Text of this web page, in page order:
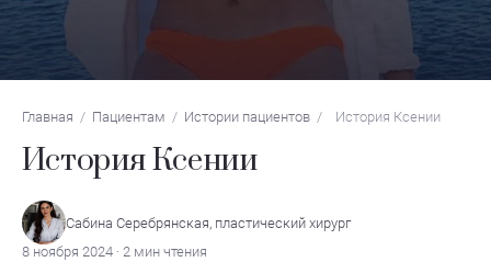
Главная / Пациентам / Истории пациентов / История Ксении
История Ксении
Сабина Серебрянская, пластический хирург
8 ноября 2024 · 2 мин чтения